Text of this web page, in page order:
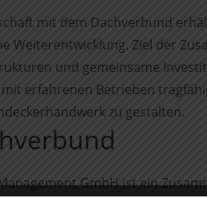
mit dem Dachverbund
Weiterentwicklung. Ziel der
und gemeinsame
erfahrenen Betrieben
zu gestalten.
GmbH ist ein